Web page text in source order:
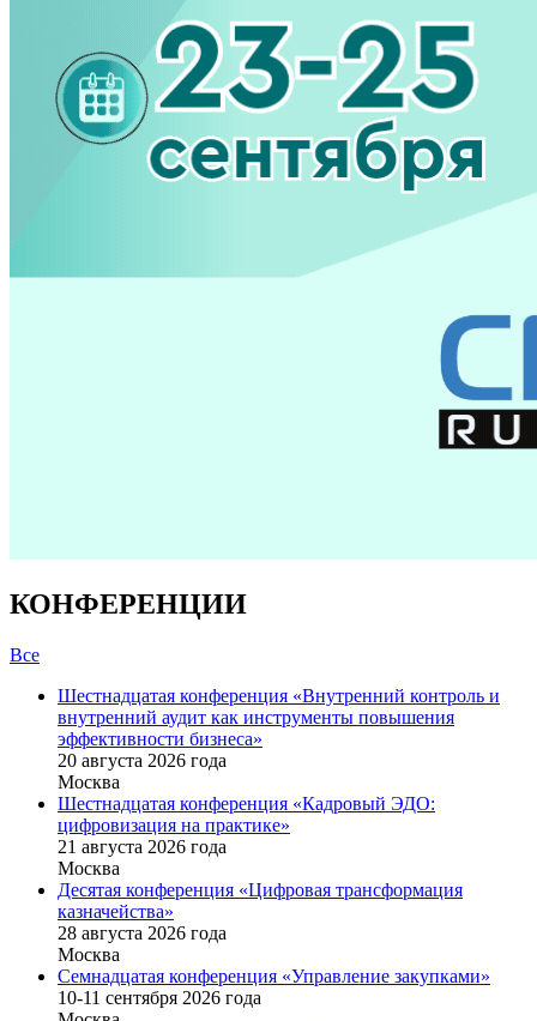
КОНФЕРЕНЦИИ
Все
Шестнадцатая конференция «Внутренний контроль и
внутренний аудит как инструменты повышения
эффективности бизнеса»
20 августа 2026 года
Москва
Шестнадцатая конференция «Кадровый ЭДО:
цифровизация на практике»
21 августа 2026 года
Москва
Десятая конференция «Цифровая трансформация
казначейства»
28 августа 2026 года
Москва
Семнадцатая конференция «Управление закупками»
10-11 сентября 2026 года